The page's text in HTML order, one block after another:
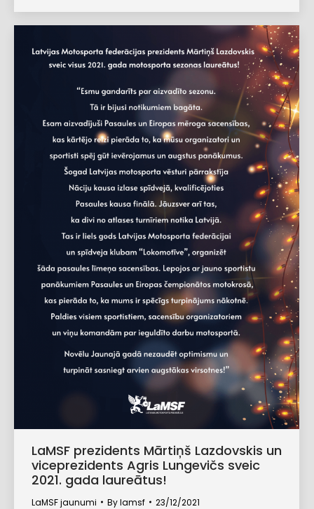
LaMSF prezidents Mārtiņš Lazdovskis un
viceprezidents Agris Lungevičs sveic
2021. gada laureātus!
LaMSF jaunumi Bylamsf 23/12/2021